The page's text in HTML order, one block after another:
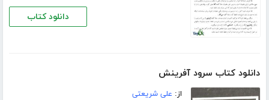
دانلود کتاب
دانلود کتاب سرود آفرینش
از: علی شریعتی